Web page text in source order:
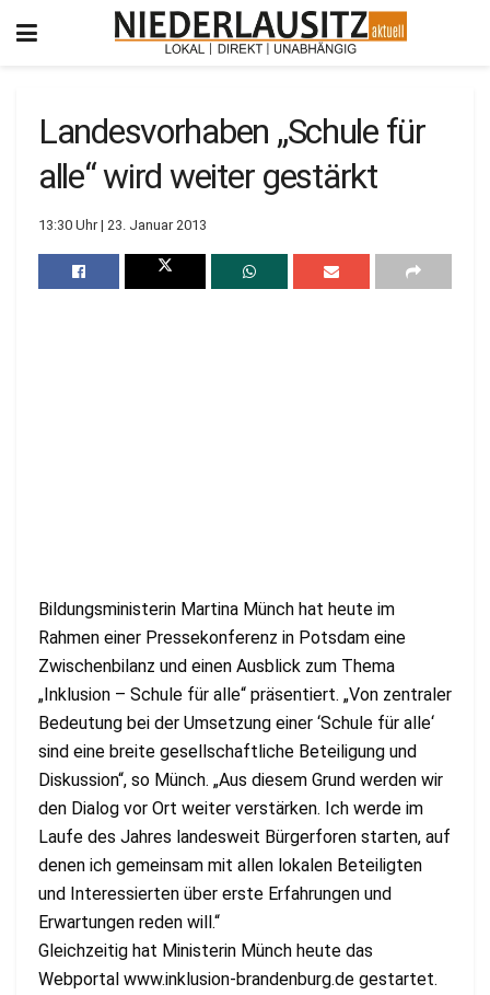
Landesvorhaben „Schule für
alle“ wird weiter gestärkt
13:30 Uhr | 23. Januar 2013
Bildungsministerin Martina Münch hat heute im
Rahmen einer Pressekonferenz in Potsdam eine
Zwischenbilanz und einen Ausblick zum Thema
„Inklusion – Schule für alle“ präsentiert. „Von zentraler
Bedeutung bei der Umsetzung einer ‘Schule für alle‘
sind eine breite gesellschaftliche Beteiligung und
Diskussion“, so Münch. „Aus diesem Grund werden wir
den Dialog vor Ort weiter verstärken. Ich werde im
Laufe des Jahres landesweit Bürgerforen starten, auf
denen ich gemeinsam mit allen lokalen Beteiligten
und Interessierten über erste Erfahrungen und
Erwartungen reden will.“
Gleichzeitig hat Ministerin Münch heute das
Webportal www.inklusion-brandenburg.de gestartet.